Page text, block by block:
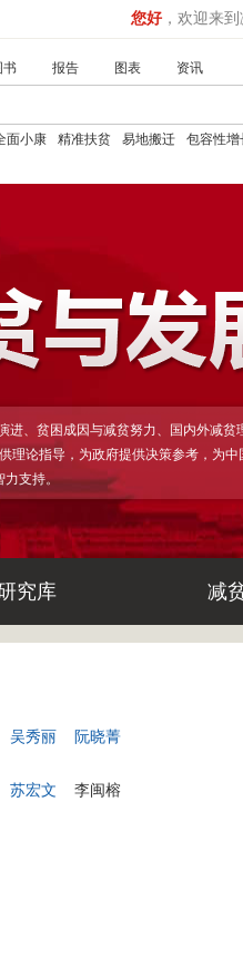
您好 ，欢迎来
书 报告 图表 资讯
面小康 精准扶贫 易地搬迁 包容性增
进、贫困成因与减贫努力、国内外减贫
理论指导，为政府提供决策参考，为中
力支持。
究库 减
吴秀丽
阮晓菁
苏宏文
李闽榕